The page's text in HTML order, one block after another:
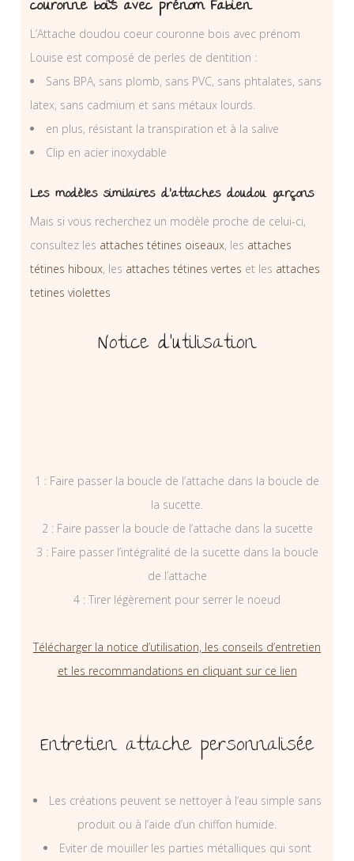
couronne bois avec prénom Fabien
L’Attache doudou coeur couronne bois avec prénom
Louise est composé de perles de dentition :
Sans BPA, sans plomb, sans PVC, sans phtalates, sans
latex, sans cadmium et sans métaux lourds.
en plus, résistant la transpiration et à la salive
Clip en acier inoxydable
Les modèles similaires d’attaches doudou garçons
Mais si vous recherchez un modèle proche de celui-ci,
consultez les attaches tétines oiseaux, les attaches
tétines hiboux, les attaches tétines vertes et les attaches
tetines violettes
Notice d’utilisation
1 : Faire passer la boucle de l’attache dans la boucle de
la sucette.
2 : Faire passer la boucle de l’attache dans la sucette
3 : Faire passer l’intégralité de la sucette dans la boucle
de l’attache
4 : Tirer légèrement pour serrer le noeud
Télécharger la notice d’utilisation, les conseils d’entretien
et les recommandations en cliquant sur ce lien
Entretien attache personnalisée
Les créations peuvent se nettoyer à l’eau simple sans
produit ou à l’aide d’un chiffon humide.
Eviter de mouiller les parties métalliques qui sont